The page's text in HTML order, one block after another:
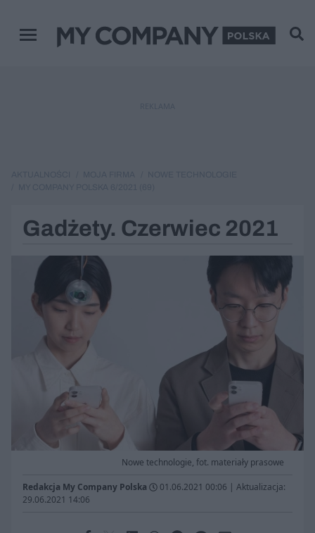
Menu główne
Gadżety. Czerwiec 2021
Nowe technologie, fot. materiały prasowe
Redakcja My Company Polska 01.06.2021 00:06 | Aktualizacja:
29.06.2021 14:06